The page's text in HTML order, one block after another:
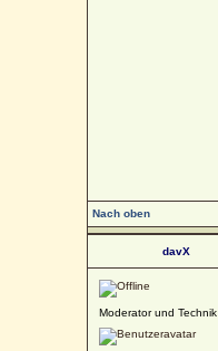
Nach oben
davX
Moderator und Technik